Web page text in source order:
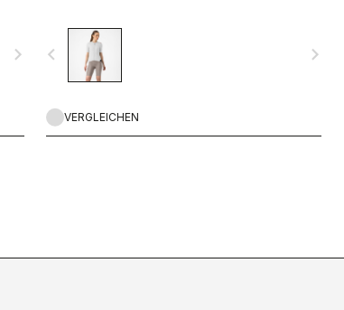
navigate_next navigate_before navigate_next
VERGLEICHEN